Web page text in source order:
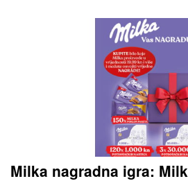
Milka nagradna igra: